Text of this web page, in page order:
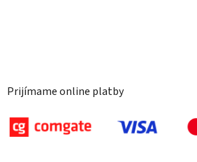
Prijímame online platby